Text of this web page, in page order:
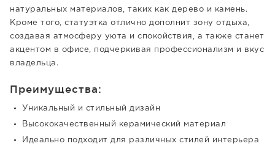
натуральных материалов, таких как дерево и камень.
Кроме того, статуэтка отлично дополнит зону отдыха,
создавая атмосферу уюта и спокойствия, а также станет
акцентом в офисе, подчеркивая профессионализм и вкус
владельца.
Преимущества:
Уникальный и стильный дизайн
Высококачественный керамический материал
Идеально подходит для различных стилей интерьера